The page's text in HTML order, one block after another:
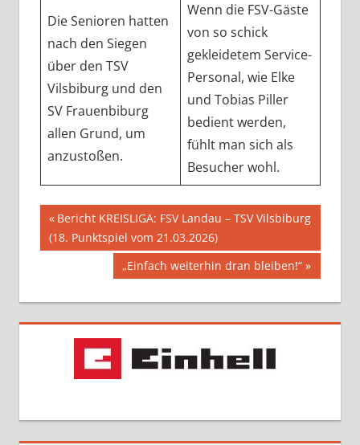
Die Senioren hatten
nach den Siegen
über den TSV
Vilsbiburg und den
SV Frauenbiburg
allen Grund, um
anzustoßen.
Wenn die FSV-Gäste
von so schick
gekleidetem Service-
Personal, wie Elke
und Tobias Piller
bedient werden,
fühlt man sich als
Besucher wohl.
Beitragsnavigation
Vorheriger
Beitrag:
Bericht KREISLIGA: FSV Landau – TSV Vilsbiburg
(18. Punktspiel vom 21.03.2026)
Nächster
Beitrag:
„Einfach weiterhin dran bleiben!“